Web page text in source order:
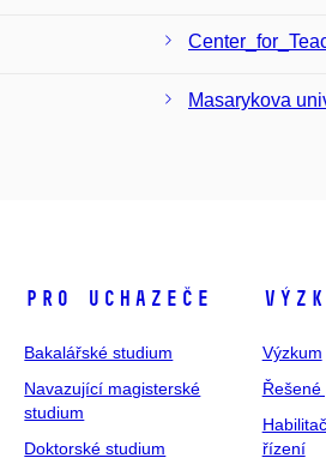
Masarykova
Pro uchazeče
Bakalářské studium
Navazující magisterské
studium
Doktorské studium
Výzkum
Řešené
řízení